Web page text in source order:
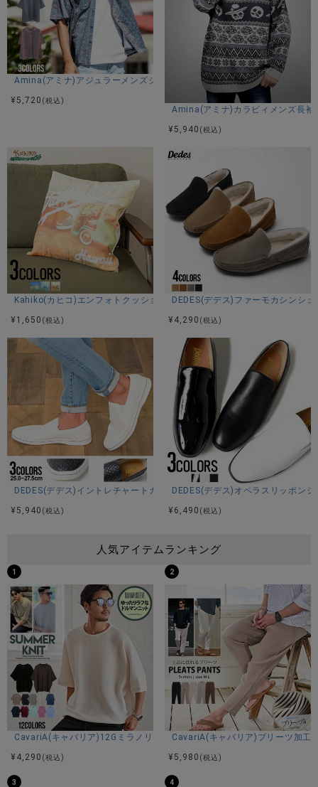
Amina(アミナ)アジュラーメンズシャツ/全3色
¥ 5,720 (税込)
Amina(アミナ)カラビィメンズ長袖
¥ 5,940 (税込)
Kahiko(カヒコ)エンフォトクッションカバー/全3色
¥ 1,650 (税込)
DEDES(デデス)ファーモカシンシ
¥ 4,290 (税込)
DEDES(デデス)イントレチャートカップインソールスリッポンシューズ/全
¥ 5,940 (税込)
DEDES(デデス)オペラスリッポン
¥ 6,490 (税込)
人気アイテムランキング
1
CavariA(キャバリア)12Gミラノリブクルーネックドルマンハーフスリー
¥ 4,290 (税込)
2
CavariA(キャバリア)プリーツ加工
¥ 5,980 (税込)
3 4